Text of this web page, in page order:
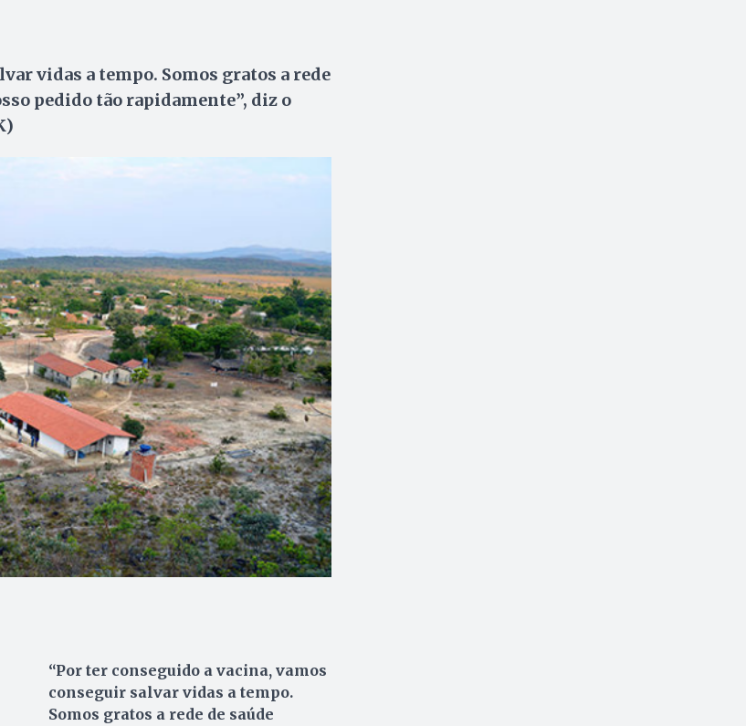
vidas a tempo. Somos gratos a rede
pedido tão rapidamente”, diz o
“Por ter conseguido a vacina, vamos
conseguir salvar vidas a tempo.
Somos gratos a rede de saúde